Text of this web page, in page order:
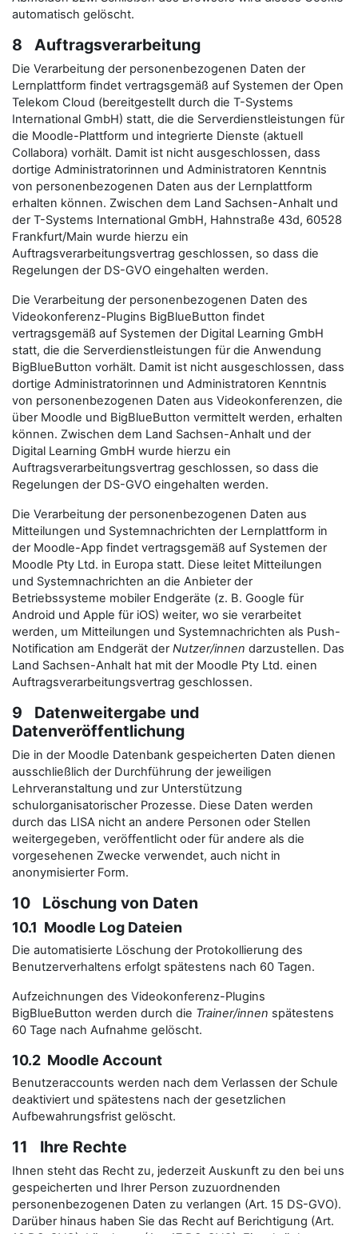
automatisch gelöscht.
8 Auftragsverarbeitung
Die Verarbeitung der personenbezogenen Daten der
Lernplattform findet vertragsgemäß auf Systemen der Open
Telekom Cloud (bereitgestellt durch die T-Systems
International GmbH) statt, die die Serverdienstleistungen für
die Moodle-Plattform und integrierte Dienste (aktuell
Collabora) vorhält. Damit ist nicht ausgeschlossen, dass
dortige Administratorinnen und Administratoren Kenntnis
von personenbezogenen Daten aus der Lernplattform
erhalten können. Zwischen dem Land Sachsen-Anhalt und
der T-Systems International GmbH, Hahnstraße 43d, 60528
Frankfurt/Main wurde hierzu ein
Auftragsverarbeitungsvertrag geschlossen, so dass die
Regelungen der DS-GVO eingehalten werden.
Die Verarbeitung der personenbezogenen Daten des
Videokonferenz-Plugins BigBlueButton findet
vertragsgemäß auf Systemen der Digital Learning GmbH
statt, die die Serverdienstleistungen für die Anwendung
BigBlueButton vorhält. Damit ist nicht ausgeschlossen, dass
dortige Administratorinnen und Administratoren Kenntnis
von personenbezogenen Daten aus Videokonferenzen, die
über Moodle und BigBlueButton vermittelt werden, erhalten
können. Zwischen dem Land Sachsen-Anhalt und der
Digital Learning GmbH wurde hierzu ein
Auftragsverarbeitungsvertrag geschlossen, so dass die
Regelungen der DS-GVO eingehalten werden.
Die Verarbeitung der personenbezogenen Daten aus
Mitteilungen und Systemnachrichten der Lernplattform in
der Moodle-App findet vertragsgemäß auf Systemen der
Moodle Pty Ltd. in Europa statt. Diese leitet Mitteilungen
und Systemnachrichten an die Anbieter der
Betriebssysteme mobiler Endgeräte (z. B. Google für
Android und Apple für iOS) weiter, wo sie verarbeitet
werden, um Mitteilungen und Systemnachrichten als Push-
Notification am Endgerät derNutzer/innen darzustellen. Das
Land Sachsen-Anhalt hat mit der Moodle Pty Ltd. einen
Auftragsverarbeitungsvertrag geschlossen.
9 Datenweitergabe und
Datenveröffentlichung
Die in der Moodle Datenbank gespeicherten Daten dienen
ausschließlich der Durchführung der jeweiligen
Lehrveranstaltung und zur Unterstützung
schulorganisatorischer Prozesse. Diese Daten werden
durch das LISA nicht an andere Personen oder Stellen
weitergegeben, veröffentlicht oder für andere als die
vorgesehenen Zwecke verwendet, auch nicht in
anonymisierter Form.
10 Löschung von Daten
10.1 Moodle Log Dateien
Die automatisierte Löschung der Protokollierung des
Benutzerverhaltens erfolgt spätestens nach 60 Tagen.
Aufzeichnungen des Videokonferenz-Plugins
BigBlueButton werden durch die Trainer/innen spätestens
60 Tage nach Aufnahme gelöscht.
10.2 Moodle Account
Benutzeraccounts werden nach dem Verlassen der Schule
deaktiviert und spätestens nach der gesetzlichen
Aufbewahrungsfrist gelöscht.
11 Ihre Rechte
Ihnen steht das Recht zu, jederzeit Auskunft zu den bei uns
gespeicherten und Ihrer Person zuzuordnenden
personenbezogenen Daten zu verlangen (Art. 15 DS-GVO).
Darüber hinaus haben Sie das Recht auf Berichtigung (Art.